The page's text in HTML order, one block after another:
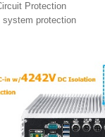
Protection
protection